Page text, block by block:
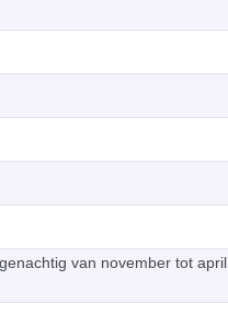
van november tot